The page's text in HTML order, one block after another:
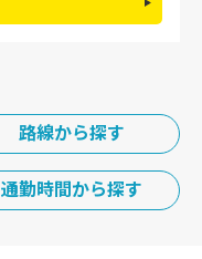
路線から探す
通勤時間から探す